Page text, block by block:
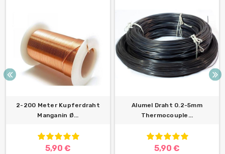
2-200 Meter Kupferdraht
Manganin Ø...
5,90 €
Alumel Draht 0.2-5mm
Thermocouple...
5,90 €